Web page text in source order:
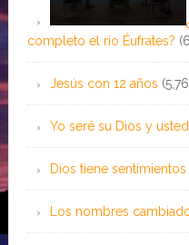
completo el río Éufrates?
Jesús con 12 años
Yo seré su Dios y
Dios tiene sentimientos
Los nombres